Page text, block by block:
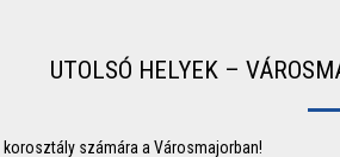
UTOLSÓ HELYEK –
számára a Városmajorban!